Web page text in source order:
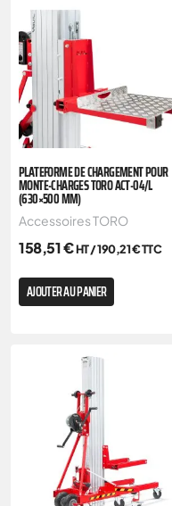
PLATEFORME DE CHARGEMENT POUR
MONTE-CHARGES TORO ACT-04/L
(630×500 MM)
Accessoires TORO
158,51€HT /190,21€TTC
AJOUTER AU PANIER